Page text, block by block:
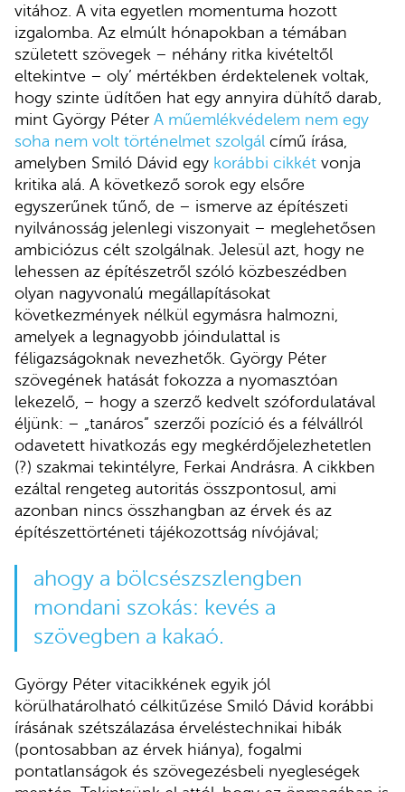
vitához. A vita egyetlen momentuma hozott
izgalomba. Az elmúlt hónapokban a témában
született szövegek – néhány ritka kivételtől
eltekintve – oly’ mértékben érdektelenek voltak,
hogy szinte üdítően hat egy annyira dühítő darab,
mint György Péter A műemlékvédelem nem egy
soha nem volt történelmet szolgál című írása,
amelyben Smiló Dávid egy korábbi cikkét vonja
kritika alá. A következő sorok egy elsőre
egyszerűnek tűnő, de – ismerve az építészeti
nyilvánosság jelenlegi viszonyait – meglehetősen
ambiciózus célt szolgálnak. Jelesül azt, hogy ne
lehessen az építészetről szóló közbeszédben
olyan nagyvonalú megállapításokat
következmények nélkül egymásra halmozni,
amelyek a legnagyobb jóindulattal is
féligazságoknak nevezhetők. György Péter
szövegének hatását fokozza a nyomasztóan
lekezelő, – hogy a szerző kedvelt szófordulatával
éljünk: – „tanáros” szerzői pozíció és a félvállról
odavetett hivatkozás egy megkérdőjelezhetetlen
(?) szakmai tekintélyre, Ferkai Andrásra. A cikkben
ezáltal rengeteg autoritás összpontosul, ami
azonban nincs összhangban az érvek és az
építészettörténeti tájékozottság nívójával;
ahogy a bölcsészszlengben
mondani szokás: kevés a
szövegben a kakaó.
György Péter vitacikkének egyik jól
körülhatárolható célkitűzése Smiló Dávid korábbi
írásának szétszálazása érveléstechnikai hibák
(pontosabban az érvek hiánya), fogalmi
pontatlanságok és szövegezésbeli nyegleségek